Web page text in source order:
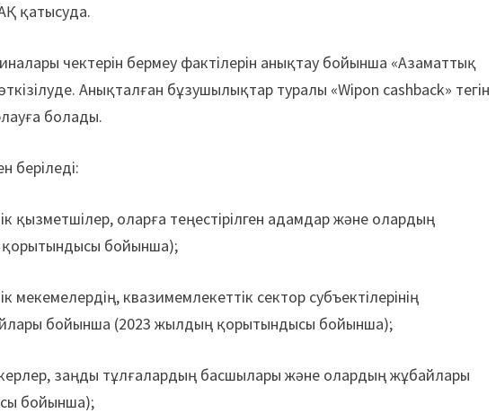
қатысуда.
чектерін бермеу фактілерін анықтау бойынша «Азаматтық
Анықталған бұзушылықтар туралы «Wipon cashback» тегін
болады.
беріледі:
қызметшілер, оларға теңестірілген адамдар және олардың
бойынша);
мекемелердің, квазимемлекеттік сектор субъек­тілерінің
бойынша (2023 жылдың қорытындысы бойынша);
заңды тұлғалардың басшылары және олардың жұбайлары
бойынша);